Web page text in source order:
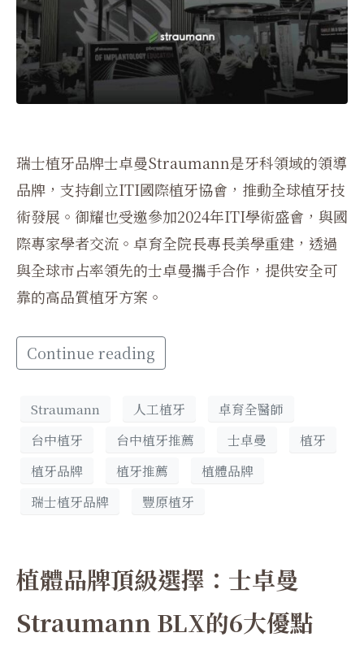
瑞士植牙品牌士卓曼Straumann是牙科領域的領導
品牌，支持創立ITI國際植牙協會，推動全球植牙技
術發展。御耀也受邀參加2024年ITI學術盛會，與國
際專家學者交流。卓育全院長專長美學重建，透過
與全球市占率領先的士卓曼攜手合作，提供安全可
靠的高品質植牙方案。
Continue reading
Straumann 人工植牙
卓育全醫師
台中植牙
台中植牙推薦 士卓曼
植牙
植牙品牌
植牙推薦
植體品牌
瑞士植牙品牌
豐原植牙
植體品牌頂級選擇：士卓曼
Straumann BLX的6大優點